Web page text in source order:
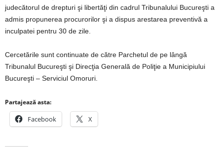
judecătorul de drepturi şi libertăţi din cadrul Tribunalului Bucureşti a
admis propunerea procurorilor şi a dispus arestarea preventivă a
inculpatei pentru 30 de zile.
Cercetările sunt continuate de către Parchetul de pe lângă
Tribunalul Bucureşti şi Direcţia Generală de Poliţie a Municipiului
Bucureşti – Serviciul Omoruri.
Partajează asta:
Facebook X